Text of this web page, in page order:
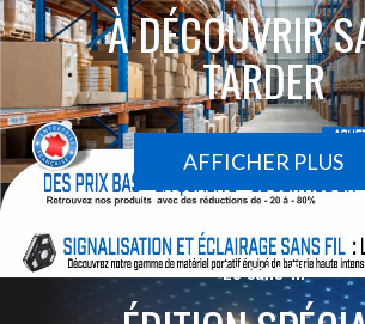
À DÉCOUVRIR
TARDER
AFFICHER PLUS
Le sans-fil